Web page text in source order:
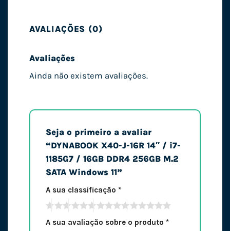
AVALIAÇÕES (0)
Avaliações
Ainda não existem avaliações.
Seja o primeiro a avaliar
“DYNABOOK X40-J-16R 14″ / i7-
1185G7 / 16GB DDR4 256GB M.2
SATA Windows 11”
A sua classificação *
A sua avaliação sobre o produto *